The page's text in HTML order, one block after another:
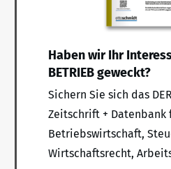
Haben wir Ihr
BETRIEB geweckt?
Sichern Sie sich das
Zeitschrift + Datenbank
Betriebswirtschaft,
Wirtschaftsrecht,